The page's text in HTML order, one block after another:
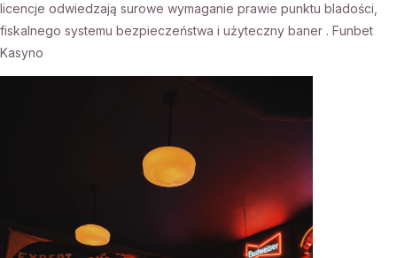
licencje odwiedzają surowe wymaganie prawie punktu bladości,
fiskalnego systemu bezpieczeństwa i użyteczny baner . Funbet
Kasyno